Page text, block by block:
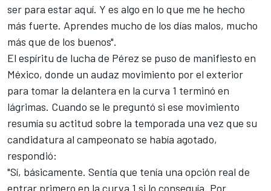
ser para estar aquí. Y es algo en lo que me he hecho
más fuerte. Aprendes mucho de los días malos, mucho
más que de los buenos".
El espíritu de lucha de Pérez se puso de manifiesto en
México, donde un audaz movimiento por el exterior
para tomar la delantera en la curva 1 terminó en
lágrimas. Cuando se le preguntó si ese movimiento
resumía su actitud sobre la temporada una vez que su
candidatura al campeonato se había agotado,
respondió:
"Sí, básicamente. Sentía que tenía una opción real de
entrar primero en la curva 1 si lo conseguía. Por